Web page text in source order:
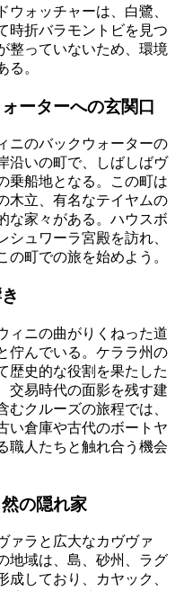
ォッチャーは、白鷺、
時折バラモントビを見つ
整っていないため、環境
る。
ーターへの玄関口
ニのバックウォーターの
沿いの町で、しばしばヴ
乗船地となる。この町は
木立、有名なテイヤムの
な家々がある。ハウスボ
ュワーラ宮殿を訪れ、
町での旅を始めよう。
ィニの曲がりくねった道
佇んでいる。ケララ州の
歴史的な役割を果たした
交易時代の面影を残す建
クルーズの旅程では、
い倉庫や古代のボートヤ
職人たちと触れ合う機会
の隠れ家
ァラと広大なカヴヴァ
地域は、島、砂州、ラグ
しており、カヤック、